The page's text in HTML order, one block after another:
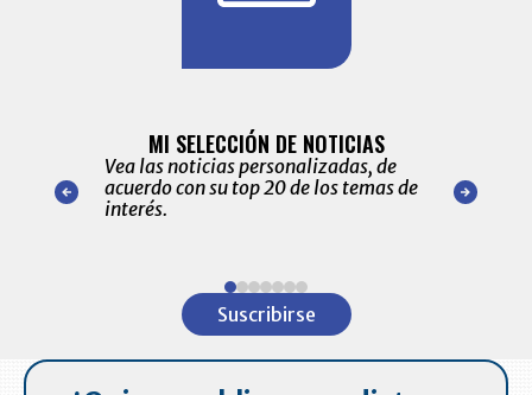
nuestro
para
MI SELECCIÓN DE NOTICIAS
Vea las noticias personalizadas, de
acuerdo con su top 20 de los temas de
interés.
de las
Suscribirse